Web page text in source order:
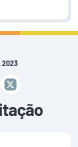
2023